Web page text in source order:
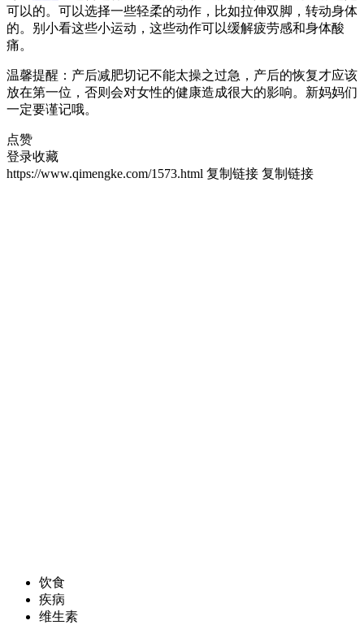
可以的。可以选择一些轻柔的动作，比如拉伸双脚，转动身体
的。别小看这些小运动，这些动作可以缓解疲劳感和身体酸
痛。
温馨提醒：产后减肥切记不能太操之过急，产后的恢复才应该
放在第一位，否则会对女性的健康造成很大的影响。新妈妈们
一定要谨记哦。
点赞
登录收藏
https://www.qimengke.com/1573.html 复制链接 复制链接
饮食
疾病
维生素